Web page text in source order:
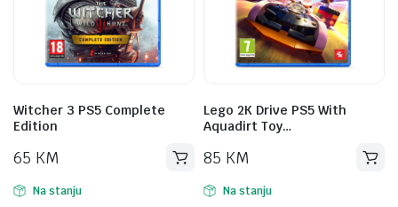
Lego 2K Drive PS5 With
Aquadirt Toy…
85 KM
Na stanju
Tom Clancy s Rainbow Six
Extraction PS5 Guard…
20 KM
Na stanju